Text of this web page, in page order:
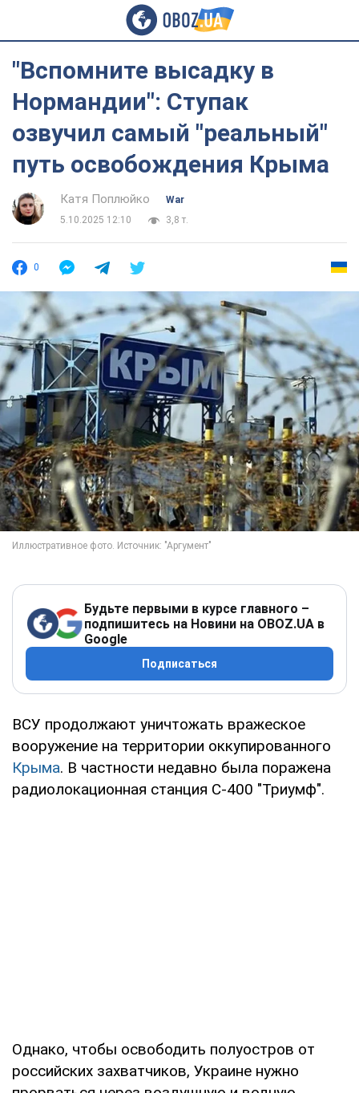
"Вспомните высадку в
Нормандии": Ступак
озвучил самый "реальный"
путь освобождения Крыма
Катя Поплюйко
War
5.10.2025 12:10
3,8 т.
0
Будьте первыми в курсе главного –
подпишитесь на Новини на OBOZ.UA в
Google
Подписаться
ВСУ продолжают уничтожать вражеское
вооружение на территории оккупированного
Крыма. В частности недавно была поражена
радиолокационная станция С-400 "Триумф".
Однако, чтобы освободить полуостров от
российских захватчиков, Украине нужно